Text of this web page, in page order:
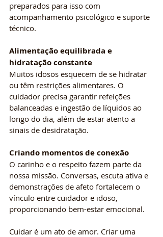
preparados para isso com
acompanhamento psicológico e suporte
técnico.
Alimentação equilibrada e
hidratação constante
Muitos idosos esquecem de se hidratar
ou têm restrições alimentares. O
cuidador precisa garantir refeições
balanceadas e ingestão de líquidos ao
longo do dia, além de estar atento a
sinais de desidratação.
Criando momentos de conexão
O carinho e o respeito fazem parte da
nossa missão. Conversas, escuta ativa e
demonstrações de afeto fortalecem o
vínculo entre cuidador e idoso,
proporcionando bem-estar emocional.
Cuidar é um ato de amor. Criar uma